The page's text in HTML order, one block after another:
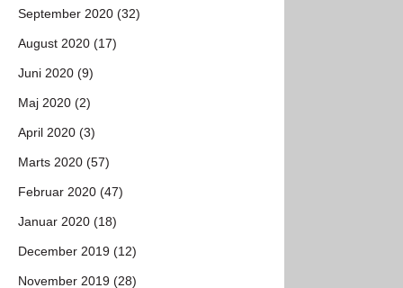
September 2020 (32)
August 2020 (17)
Juni 2020 (9)
Maj 2020 (2)
April 2020 (3)
Marts 2020 (57)
Februar 2020 (47)
Januar 2020 (18)
December 2019 (12)
November 2019 (28)